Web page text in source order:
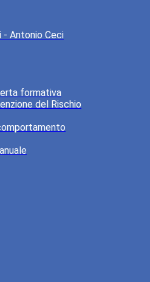
- Antonio Ceci
formativa
del Rischio